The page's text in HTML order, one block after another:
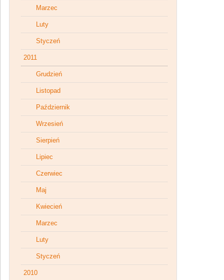
Marzec
Luty
Styczeń
2011
Grudzień
Listopad
Październik
Wrzesień
Sierpień
Lipiec
Czerwiec
Maj
Kwiecień
Marzec
Luty
Styczeń
2010